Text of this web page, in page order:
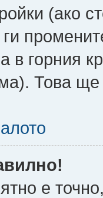
(ако
в горния
Това ще
е